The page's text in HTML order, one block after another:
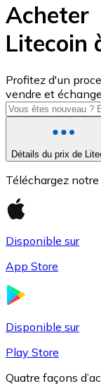
USD Coin
USDC
Acheter
Litecoin
Profitez d'un
vendre et
Détails du prix de
Téléchargez
Disponible sur
App Store
Disponible sur
Play Store
Quatre façons